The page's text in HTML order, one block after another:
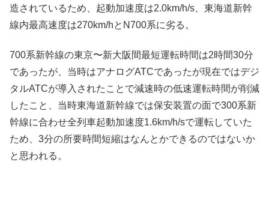
造されているため、起動加速度は2.0km/h/s、東海道新幹
線内最高速度は270km/hとN700系に劣る。
700系新幹線の東京〜新大阪間最短運転時間は2時間30分
であったが、当時はアナログATCであったが現在ではデジ
タルATCが導入されたことで減速時の低速運転時間が削減
したこと、当時東海道新幹線では保安装置の面で300系新
幹線に合わせ全列車起動加速度1.6km/h/sで運転していた
ため、3分の所要時間短縮はなんとかできるのではないか
と思われる。